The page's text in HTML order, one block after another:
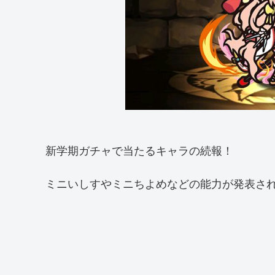
新学期ガチャで当たるキャラの続報！
ミニいしすやミニちよめなどの能力が発表さ